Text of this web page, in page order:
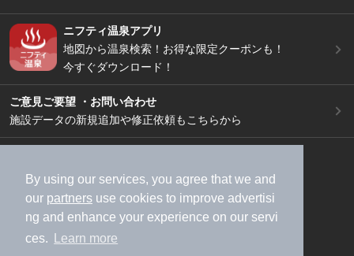
By using our services, you agree that we and
our partners use cookies to improve advertisi
ng and enhance your experience on our servi
ces.
Learn more
ニフティ温泉アプリ
地図から温泉検索！お得な限定クーポンも！
今すぐダウンロード！
ご意見ご要望 ・お問い合わせ
施設データの新規追加や修正依頼もこちらから
加盟店募集（資料請求）
広告出稿のご案内
利用規約
ライフスタイルMEMBERS+規約
特定商取引法に基づく表記
ヘルプ
採用情報
運営会社